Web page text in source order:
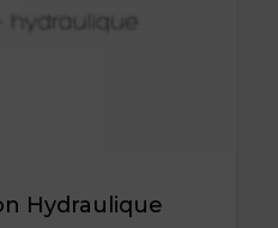
Hydraulique